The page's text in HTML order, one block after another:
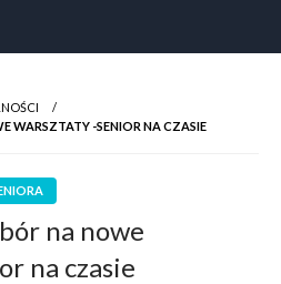
WARSZTATY -SENIOR NA CZASIE
na nowe
na czasie